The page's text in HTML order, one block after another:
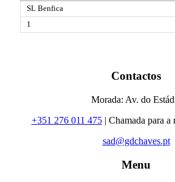
Contactos
Morada: Av. do
+351 276 011 475| Chamada para a
sad@gdchaves.pt
Menu